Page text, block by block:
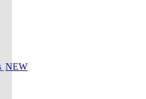
NEW